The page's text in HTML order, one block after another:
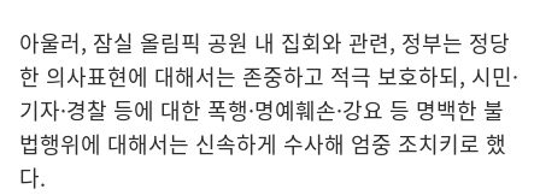
아울러, 잠실 올림픽 공원 내 집회와 관련, 정부는 정당
한 의사표현에 대해서는 존중하고 적극 보호하되, 시민·
기자·경찰 등에 대한 폭행·명예훼손·강요 등 명백한 불
법행위에 대해서는 신속하게 수사해 엄중 조치키로 했
다.